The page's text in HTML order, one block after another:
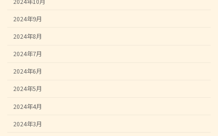
2024年9月
2024年8月
2024年7月
2024年6月
2024年5月
2024年4月
2024年3月